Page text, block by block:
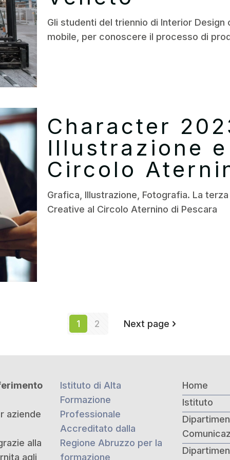
Gli studenti del triennio di Interior
mobile, per conoscere il processo di
Character
Illustrazione
Circolo
Grafica, Illustrazione, Fotografia. La
Creative al Circolo Aternino di Pescara
1 2 Next page
aziende
alla
agli
Istituto di Alta
Formazione
Professionale
Accreditato dalla
Regione Abruzzo per la
formazione
Home
Istituto